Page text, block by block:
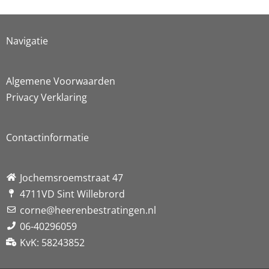
Navigatie
Algemene Voorwaarden
Privacy Verklaring
Contactinformatie
Jochemsroemstraat 47
4711VD Sint Willebrord
corne@heerenbestratingen.nl
06-40296059
KvK: 58243852